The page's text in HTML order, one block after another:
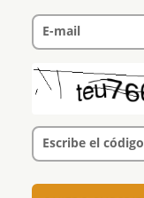
E-mail
Escribe el código